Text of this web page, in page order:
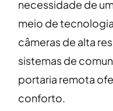
necessidade de
meio de
câmeras de alta
sistemas de
portaria remota
conforto.